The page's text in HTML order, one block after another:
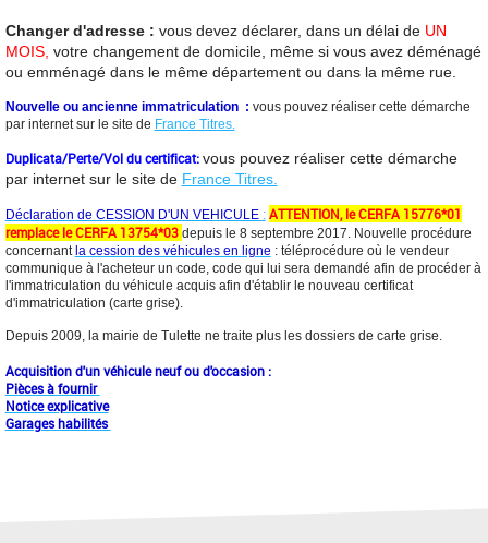
Changer d'adresse : vous devez déclarer, dans un délai deUN
MOIS, votre changement de domicile, même si vous avez déménagé
ou emménagé dans le même département ou dans la même rue.
Nouvelle ou ancienne immatriculation : vous pouvez réaliser cette démarche
par internet sur le site de France Titres.
Duplicata/Perte/Vol du certificat:vous pouvez réaliser cette démarche
par internet sur le site de France Titres.
Déclaration de CESSION D'UN VEHICULE : ATTENTION, le CERFA 15776*01
remplace le CERFA 13754*03 depuis le 8 septembre 2017. Nouvelle procédure
concernant la cession des véhicules en ligne : téléprocédure où le vendeur
communique à l'acheteur un code, code qui lui sera demandé afin de procéder à
l'immatriculation du véhicule acquis afin d'établir le nouveau certificat
d'immatriculation (carte grise).
Depuis 2009, la mairie de Tulette ne traite plus les dossiers de carte grise.
Acquisition d'un véhicule neuf ou d'occasion :
Pièces à fournir
Notice explicative
Garages habilités